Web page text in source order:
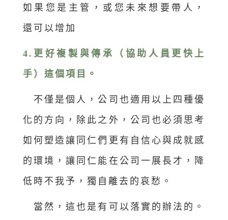
如果您是主管，或您未來想要帶人，
還可以增加
4.更好複製與傳承（協助人員更快上
手）這個項目。
不僅是個人，公司也適用以上四種優
化的方向，除此之外，公司也必須思考
如何塑造讓同仁們更有自信心與成就感
的環境，讓同仁能在公司一展長才，降
低時不我予，獨自離去的哀愁。
當然，這也是有可以落實的辦法的。